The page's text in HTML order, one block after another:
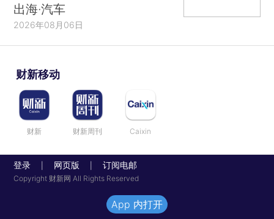
出海·汽车
2026年08月06日
财新移动
财新 财新周刊 Caixin
登录 网页版 订阅电邮
Copyright 财新网 All Rights Reserved
App 内打开